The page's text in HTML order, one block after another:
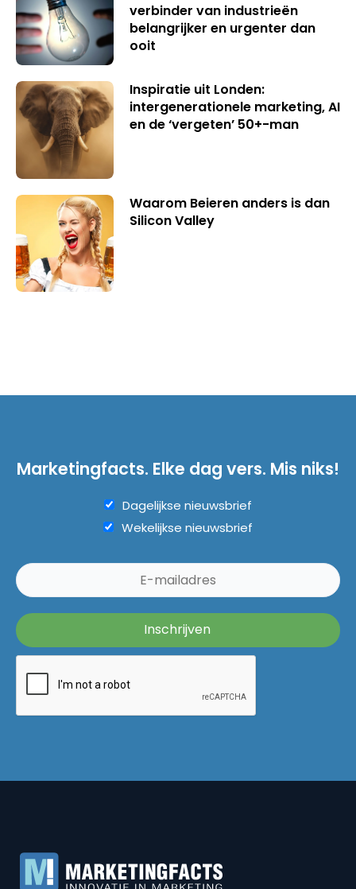
verbinder van industrieën
belangrijker en urgenter dan
ooit
Inspiratie uit Londen:
intergenerationele marketing, AI
en de ‘vergeten’ 50+-man
Waarom Beieren anders is dan
Silicon Valley
Marketingfacts. Elke dag vers. Mis niks!
Dagelijkse nieuwsbrief
Wekelijkse nieuwsbrief